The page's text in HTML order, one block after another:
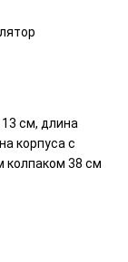
см, длина
корпуса с
колпаком 38 см